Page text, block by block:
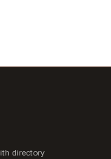
directory